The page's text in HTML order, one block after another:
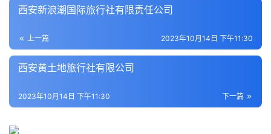
游
之
家
本
地
生
西安新浪潮国际旅行社有限责任公司
上一篇 2023年10月14日 下午11:30
西安黄土地旅行社有限公司
下一篇
2023年10月14日 下午11:30